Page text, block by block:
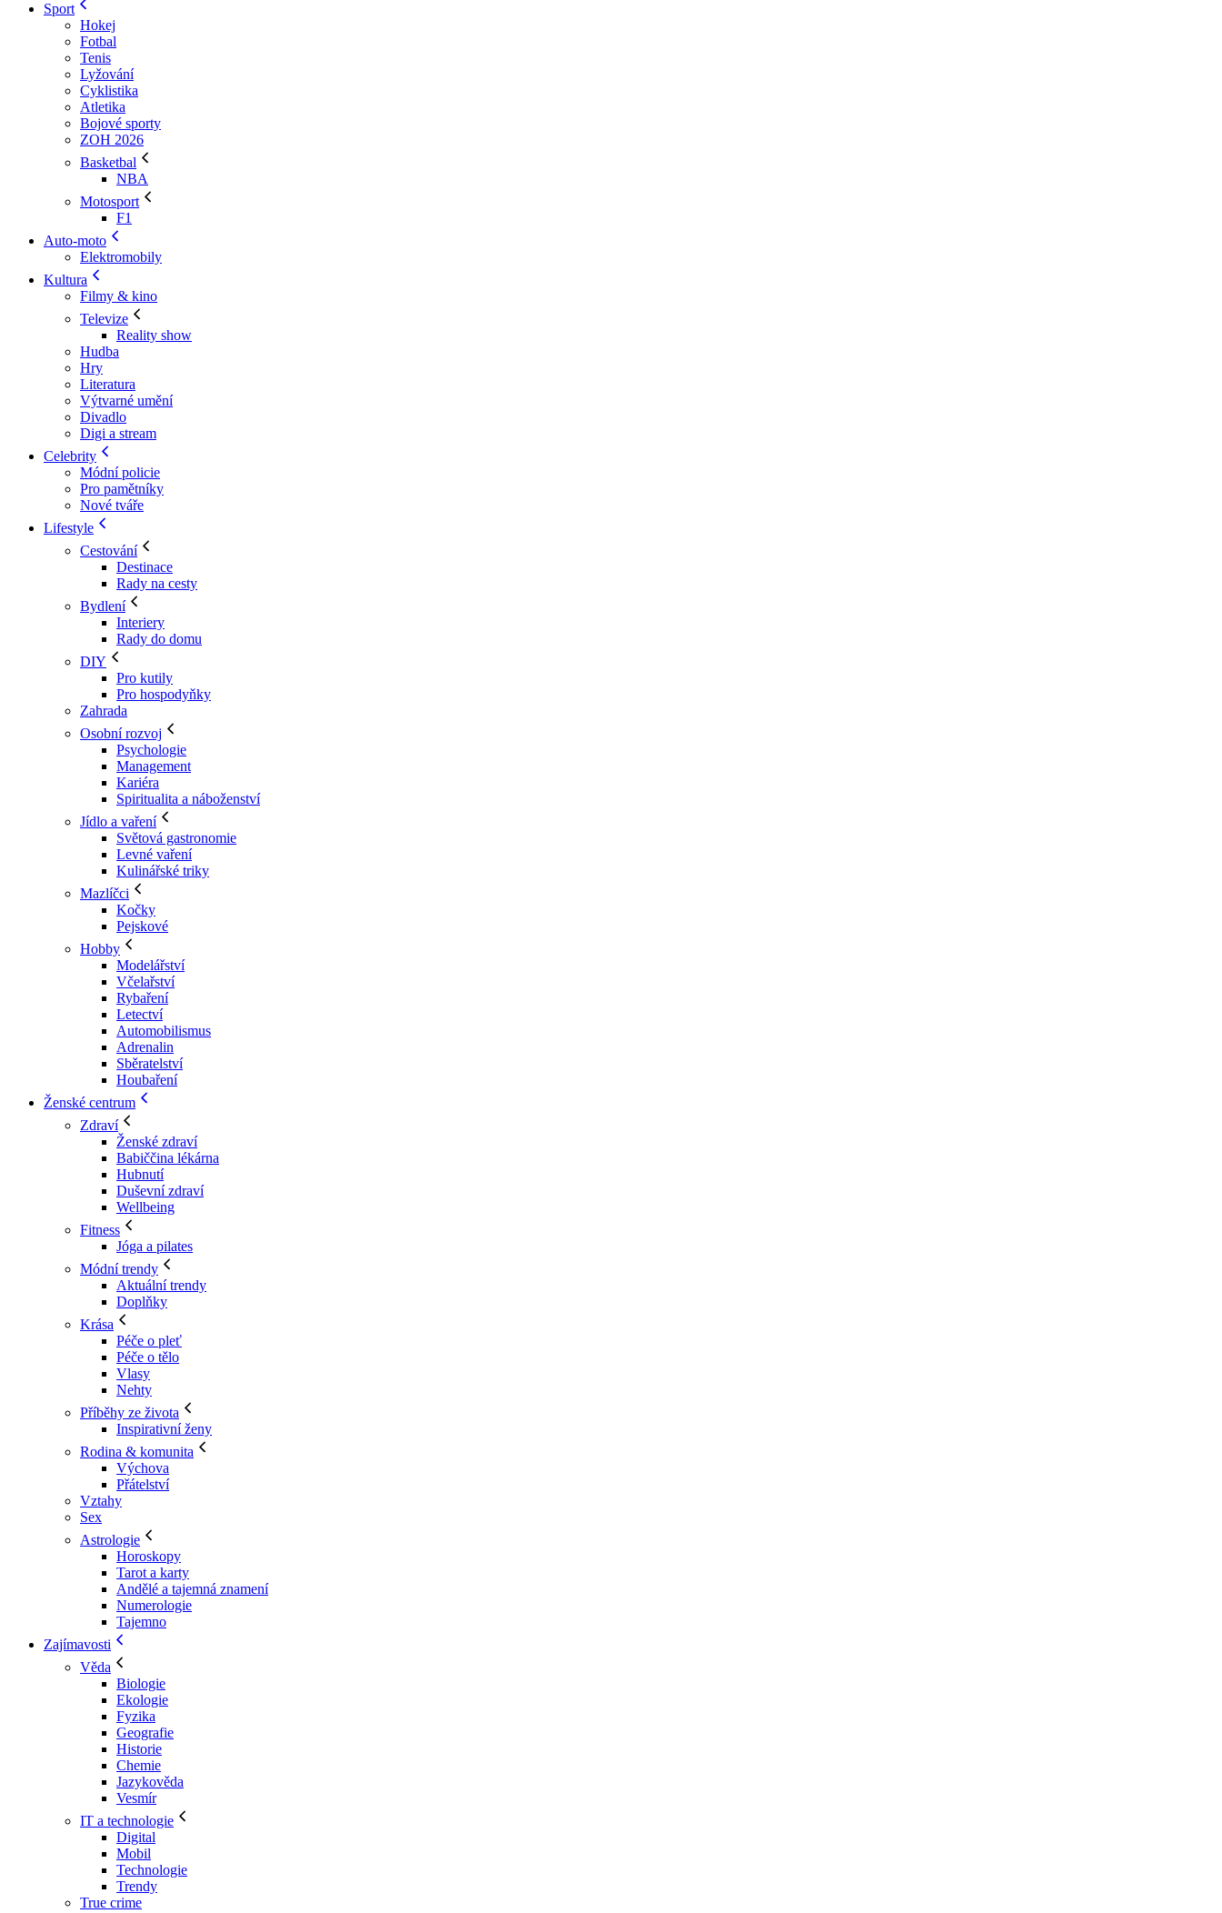
Sport
Hokej
Fotbal
Tenis
Lyžování
Cyklistika
Atletika
Bojové sporty
ZOH 2026
Basketbal
NBA
Motosport
F1
Auto-moto
Elektromobily
Kultura
Filmy & kino
Televize
Reality show
Hudba
Hry
Literatura
Výtvarné umění
Divadlo
Digi a stream
Celebrity
Módní policie
Pro pamětníky
Nové tváře
Lifestyle
Cestování
Destinace
Rady na cesty
Bydlení
Interiery
Rady do domu
DIY
Pro kutily
Pro hospodyňky
Zahrada
Osobní rozvoj
Psychologie
Management
Kariéra
Spiritualita a náboženství
Jídlo a vaření
Světová gastronomie
Levné vaření
Kulinářské triky
Mazlíčci
Kočky
Pejskové
Hobby
Modelářství
Včelařství
Rybaření
Letectví
Automobilismus
Adrenalin
Sběratelství
Houbaření
Ženské centrum
Zdraví
Ženské zdraví
Babiččina lékárna
Hubnutí
Duševní zdraví
Wellbeing
Fitness
Jóga a pilates
Módní trendy
Aktuální trendy
Doplňky
Krása
Péče o pleť
Péče o tělo
Vlasy
Nehty
Příběhy ze života
Inspirativní ženy
Rodina & komunita
Výchova
Přátelství
Vztahy
Sex
Astrologie
Horoskopy
Tarot a karty
Andělé a tajemná znamení
Numerologie
Tajemno
Zajímavosti
Věda
Biologie
Ekologie
Fyzika
Geografie
Historie
Chemie
Jazykověda
Vesmír
IT a technologie
Digital
Mobil
Technologie
Trendy
True crime